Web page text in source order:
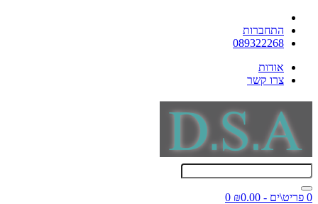
התחברות
089322268
אודות
צרו קשר
0 פריט\ים - ₪0.00 0